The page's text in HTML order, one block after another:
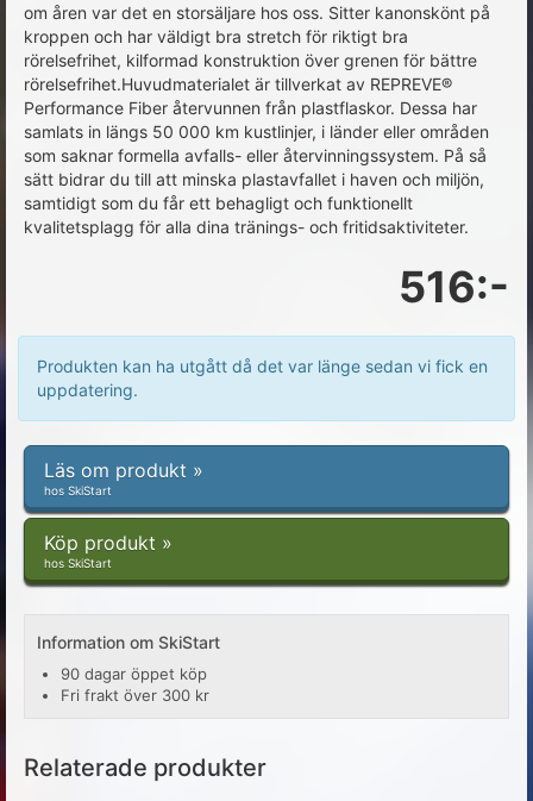
om åren var det en storsäljare hos oss. Sitter kanonskönt på
kroppen och har väldigt bra stretch för riktigt bra
rörelsefrihet, kilformad konstruktion över grenen för bättre
rörelsefrihet.Huvudmaterialet är tillverkat av REPREVE®
Performance Fiber återvunnen från plastflaskor. Dessa har
samlats in längs 50 000 km kustlinjer, i länder eller områden
som saknar formella avfalls- eller återvinningssystem. På så
sätt bidrar du till att minska plastavfallet i haven och miljön,
samtidigt som du får ett behagligt och funktionellt
kvalitetsplagg för alla dina tränings- och fritidsaktiviteter.
516:-
Produkten kan ha utgått då det var länge sedan vi fick en
uppdatering.
Läs om produkt »
hos SkiStart
Köp produkt »
hos SkiStart
Information om SkiStart
90 dagar öppet köp
Fri frakt över 300 kr
Relaterade produkter